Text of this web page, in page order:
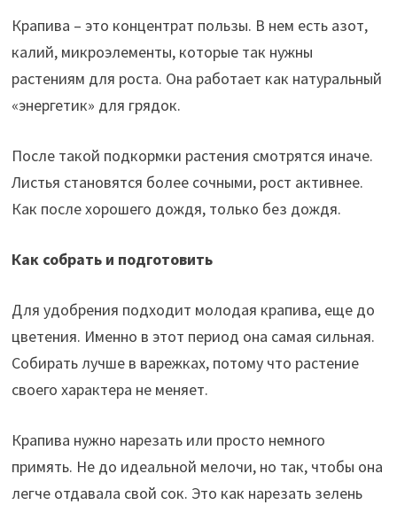
Крапива – это концентрат пользы. В нем есть азот,
калий, микроэлементы, которые так нужны
растениям для роста. Она работает как натуральный
«энергетик» для грядок.
После такой подкормки растения смотрятся иначе.
Листья становятся более сочными, рост активнее.
Как после хорошего дождя, только без дождя.
Как собрать и подготовить
Для удобрения подходит молодая крапива, еще до
цветения. Именно в этот период она самая сильная.
Собирать лучше в варежках, потому что растение
своего характера не меняет.
Крапива нужно нарезать или просто немного
примять. Не до идеальной мелочи, но так, чтобы она
легче отдавала свой сок. Это как нарезать зелень